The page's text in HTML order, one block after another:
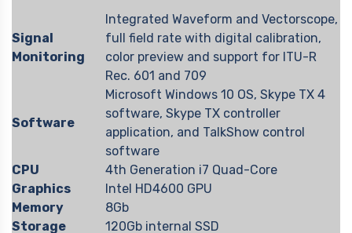
Signal
Monitoring
Integrated Waveform and Vectorscope,
full field rate with digital calibration,
color preview and support for ITU-R
Rec. 601 and 709
Software
Microsoft Windows 10 OS, Skype TX 4
software, Skype TX controller
application, and TalkShow control
software
CPU
4th Generation i7 Quad-Core
Graphics
Intel HD4600 GPU
Memory
8Gb
Storage
120Gb internal SSD